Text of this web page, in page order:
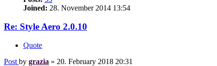
Joined: 28. November 2014 13:54
Re: Style Aero 2.0.10
Quote
Post by grazia » 20. February 2018 20:31